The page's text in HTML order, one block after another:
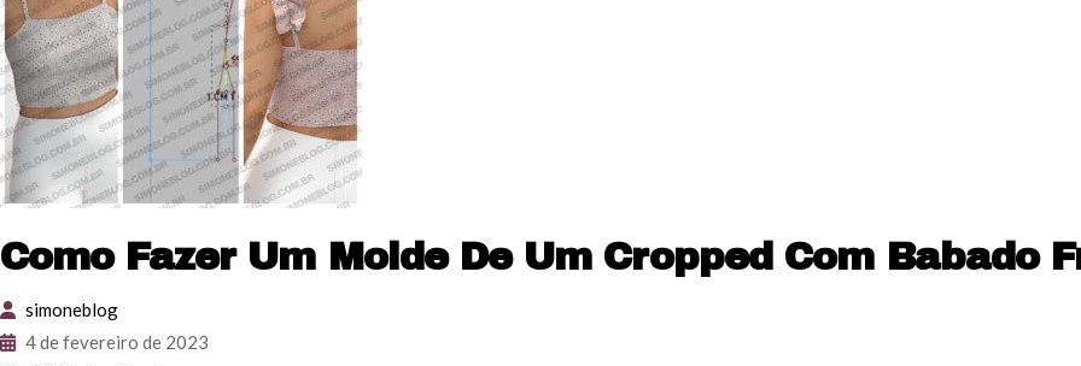
Como Fazer Um Molde De Um Cropped Com Babado
simoneblog
4 de fevereiro de 2023